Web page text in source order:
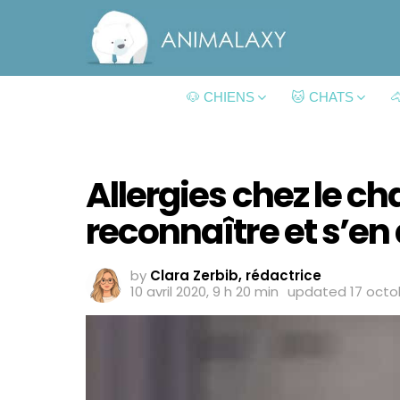
🐶 CHIENS 🐱 CHATS
Allergies chez le
reconnaître et
by Clara Zerbib, rédactrice
10 avril 2020, 9 h 20 min updated 17